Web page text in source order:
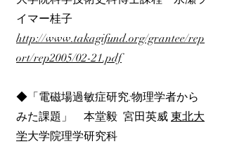
イマー桂子
http://www.takagifund.org/grantee/rep
ort/rep2005/02-21.pdf
◆「電磁場過敏症研究:物理学者から
みた課題」 本堂毅 宮田英威 東北大
学大学院理学研究科